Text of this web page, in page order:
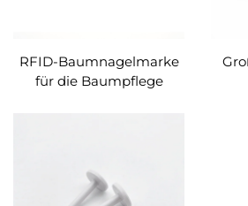
RFID-Baumnagelmarke
für die Baumpflege